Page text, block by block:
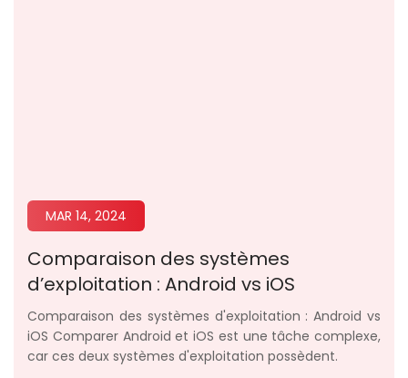
Comparaison des systèmes
d’exploitation : Android vs iOS
Comparaison des systèmes d'exploitation : Android vs
iOS Comparer Android et iOS est une tâche complexe,
car ces deux systèmes d'exploitation possèdent.
MAR 14, 2024